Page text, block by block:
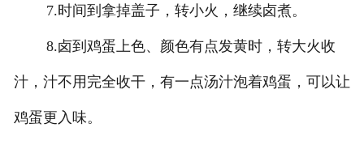
7.时间到拿掉盖子，转小火，继续卤煮。
8.卤到鸡蛋上色、颜色有点发黄时，转大火收
汁，汁不用完全收干，有一点汤汁泡着鸡蛋，可以让
鸡蛋更入味。